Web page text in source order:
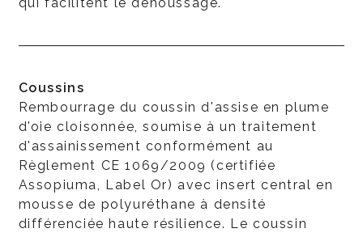
Coussins
Rembourrage du coussin d'assise en plume
d'oie cloisonnée, soumise à un traitement
d'assainissement conformément au
Règlement CE 1069/2009 (certifiée
Assopiuma, Label Or) avec insert central en
mousse de polyuréthane à densité
différenciée haute résilience. Le coussin